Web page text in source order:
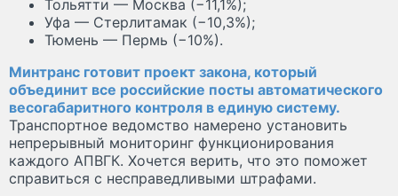
Тольятти — Москва (−11,1%);
Уфа — Стерлитамак (−10,3%);
Тюмень — Пермь (−10%).
Минтранс готовит проект закона, который
объединит все российские посты автоматического
весогабаритного контроля в единую систему.
Транспортное ведомство намерено установить
непрерывный мониторинг функционирования
каждого АПВГК. Хочется верить, что это поможет
справиться с несправедливыми штрафами.